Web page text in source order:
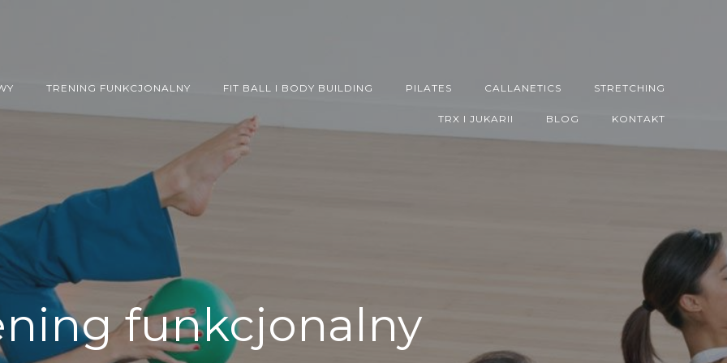
TRENING FUNKCJONALNY FIT BALL I BODY BUILDING PILATES CALLANETICS STRETCHING
TRX I JUKARII BLOG KONTAKT
funkcjonalny